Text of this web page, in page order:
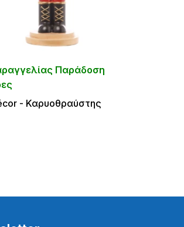
Παράδοση
- Καρυοθραύστης